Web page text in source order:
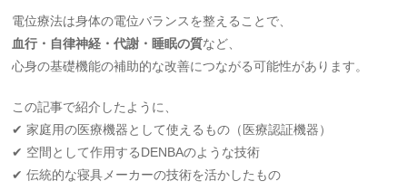
電位療法は身体の電位バランスを整えることで、
血行・自律神経・代謝・睡眠の質など、
心身の基礎機能の補助的な改善につながる可能性があります。
この記事で紹介したように、
✔ 家庭用の医療機器として使えるもの（医療認証機器）
✔ 空間として作用するDENBAのような技術
✔ 伝統的な寝具メーカーの技術を活かしたもの